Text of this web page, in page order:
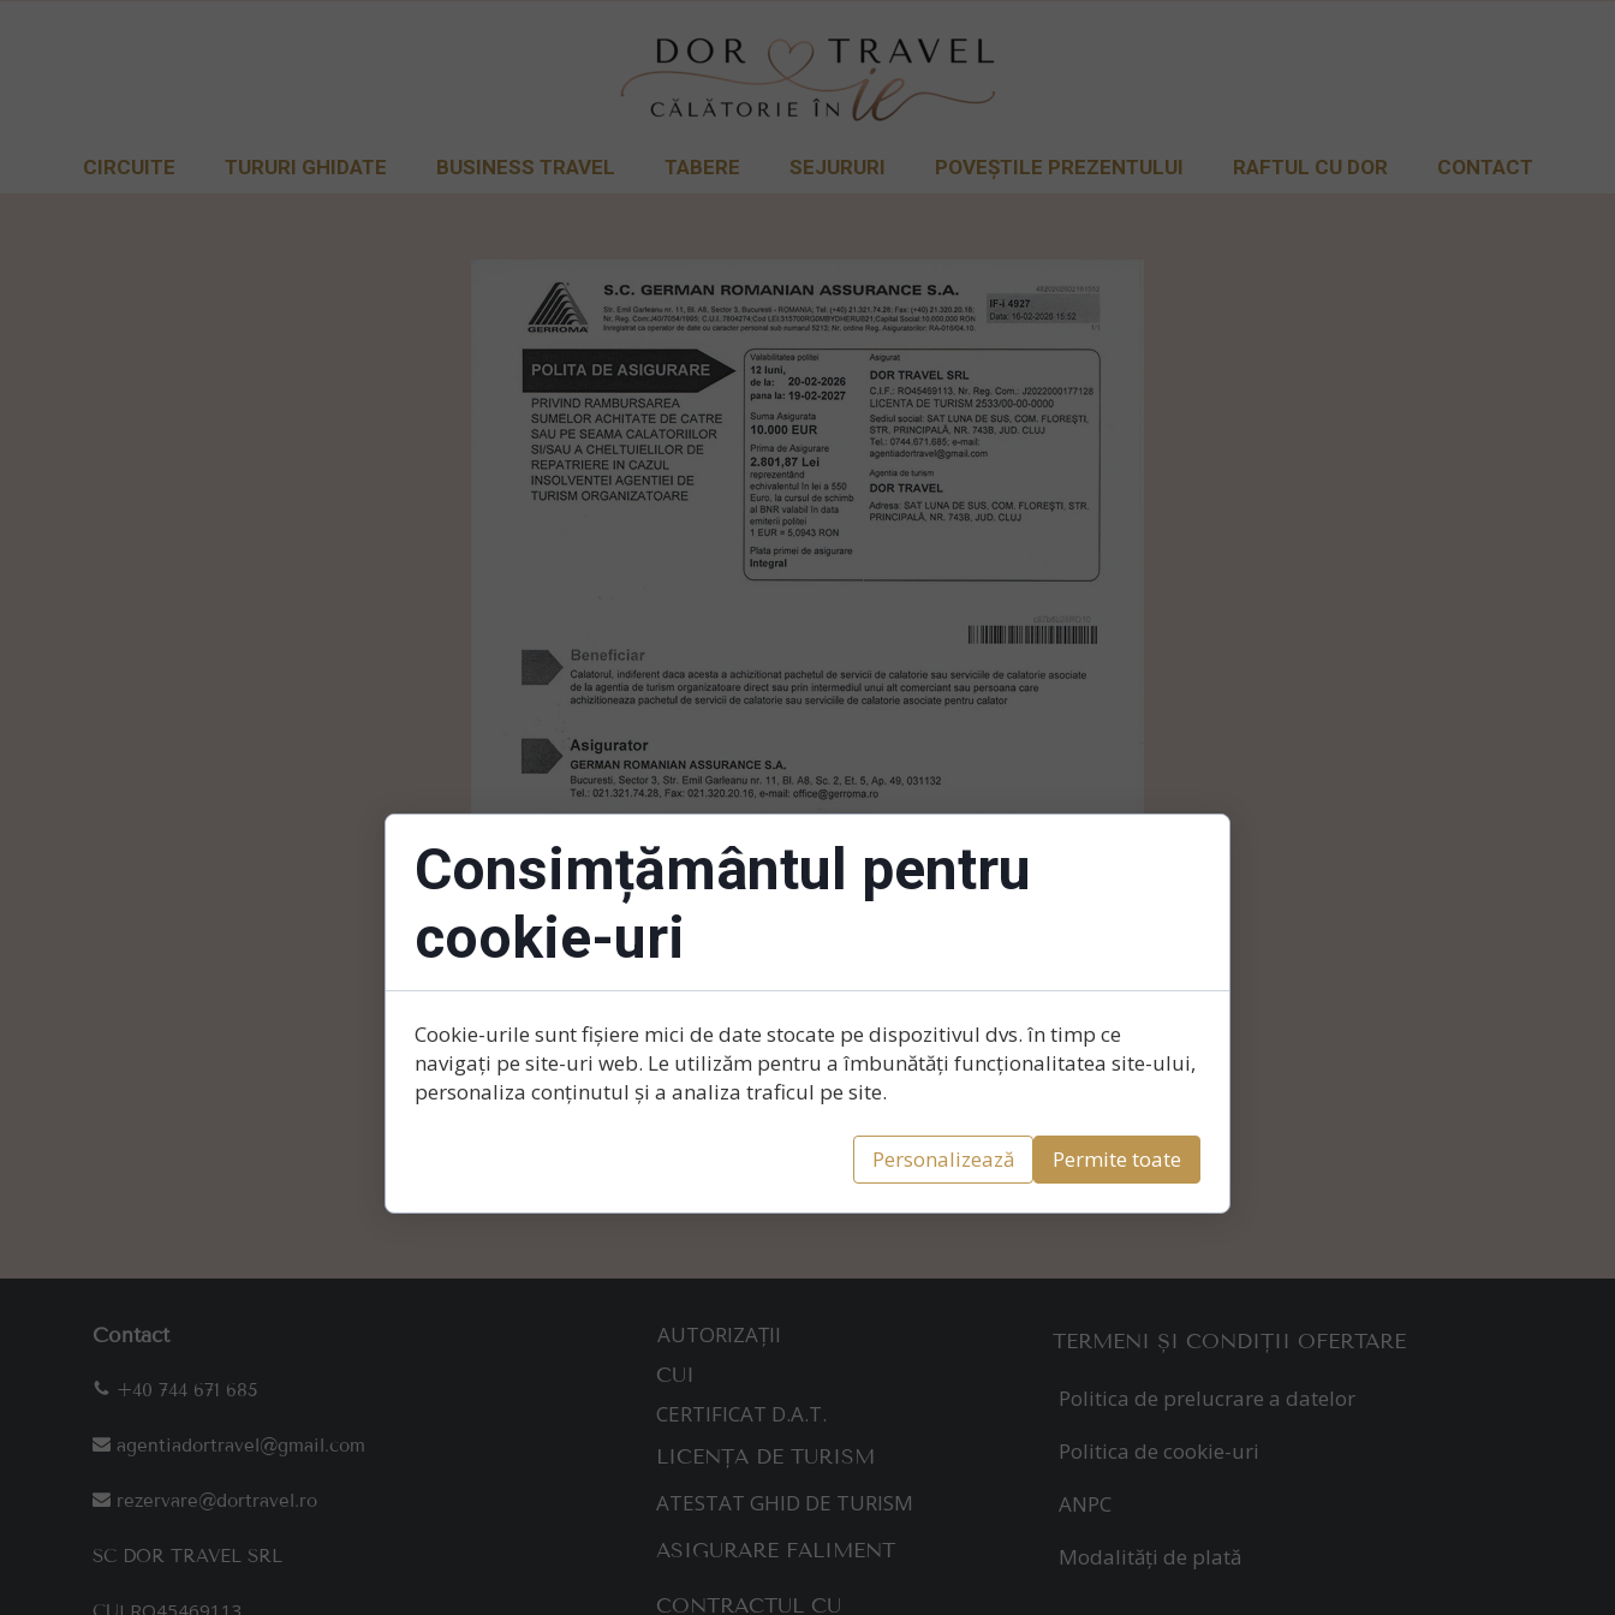
CIRCUITE TURURI GHIDATE BUSINESS TRAVEL TABERE SEJURURI POVEȘTILE PREZENTULUI RAFTUL CU DOR CONTACT
CONTRACTUL CU
ASIGURARE FALIMENT
TERMENI ȘI CONDIȚII OFERTARE
ATESTAT GHID DE TURISM
LICENȚA DE TURISM
CERTIFICAT D.A.T.
CUI
Politica de prelucrare a datelor
Politica de cookie-uri
ANPC
Modalități de plată
Contact
+40 744 671 685
agentiadortravel@gmail.com
rezervare@dortravel.ro
SC DOR TRAVEL SRL
I RO45469113
AUTORIZAȚII
Consimțământul pentru
cookie-uri
Cookie-urile sunt fișiere mici de date stocate pe dispozitivul dvs. în timp ce
navigați pe site-uri web. Le utilizăm pentru a îmbunătăți funcționalitatea site-ului,
personaliza conținutul și a analiza traficul pe site.
Personalizează Permite toate